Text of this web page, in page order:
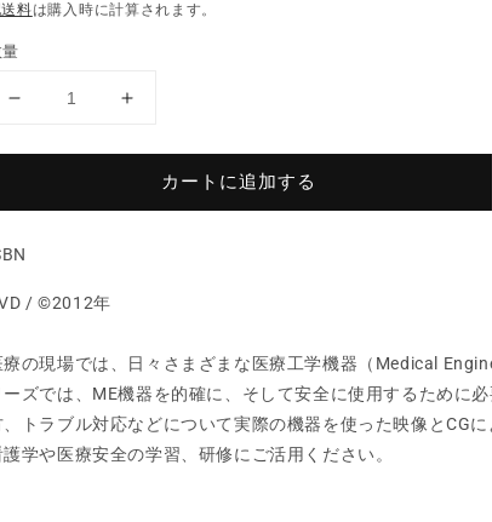
格
料は購入時に計算されます。
ME
器
知
識
と
技
【全
知
識
と
技
カートに追加する
/ ©2012年
療の現場では、日々さまざまな医療工学機器（Medical
ーズでは、ME機器を的確に、そして安全に使用するために
、トラブル対応などについて実際の機器を使った映像とCG
護学や医療安全の学習、研修にご活用ください。